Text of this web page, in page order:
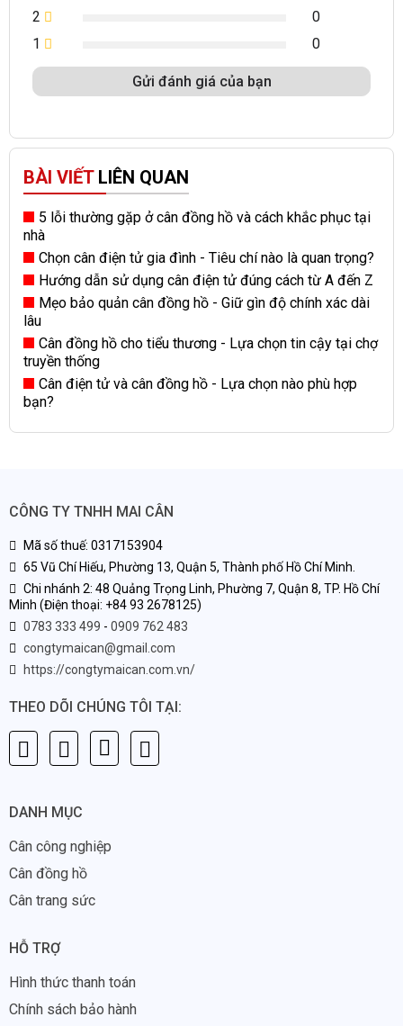
2
0
1
0
Gửi đánh giá của bạn
BÀI VIẾTLIÊN QUAN
5 lỗi thường gặp ở cân đồng hồ và cách khắc phục tại
nhà
Chọn cân điện tử gia đình - Tiêu chí nào là quan trọng?
Hướng dẫn sử dụng cân điện tử đúng cách từ A đến Z
Mẹo bảo quản cân đồng hồ - Giữ gìn độ chính xác dài
lâu
Cân đồng hồ cho tiểu thương - Lựa chọn tin cậy tại chợ
truyền thống
Cân điện tử và cân đồng hồ - Lựa chọn nào phù hợp
bạn?
CÔNG TY TNHH MAI CÂN
Mã số thuế: 0317153904
65 Vũ Chí Hiếu, Phường 13, Quận 5, Thành phố Hồ Chí Minh.
Chi nhánh 2: 48 Quảng Trọng Linh, Phường 7, Quận 8, TP. Hồ Chí
Minh (Điện thoại: +84 93 2678125)
0783 333 499 - 0909 762 483
congtymaican@gmail.com
https://congtymaican.com.vn/
THEO DÕI CHÚNG TÔI TẠI:
DANH MỤC
Cân công nghiệp
Cân đồng hồ
Cân trang sức
HỖ TRỢ
Hình thức thanh toán
Chính sách bảo hành